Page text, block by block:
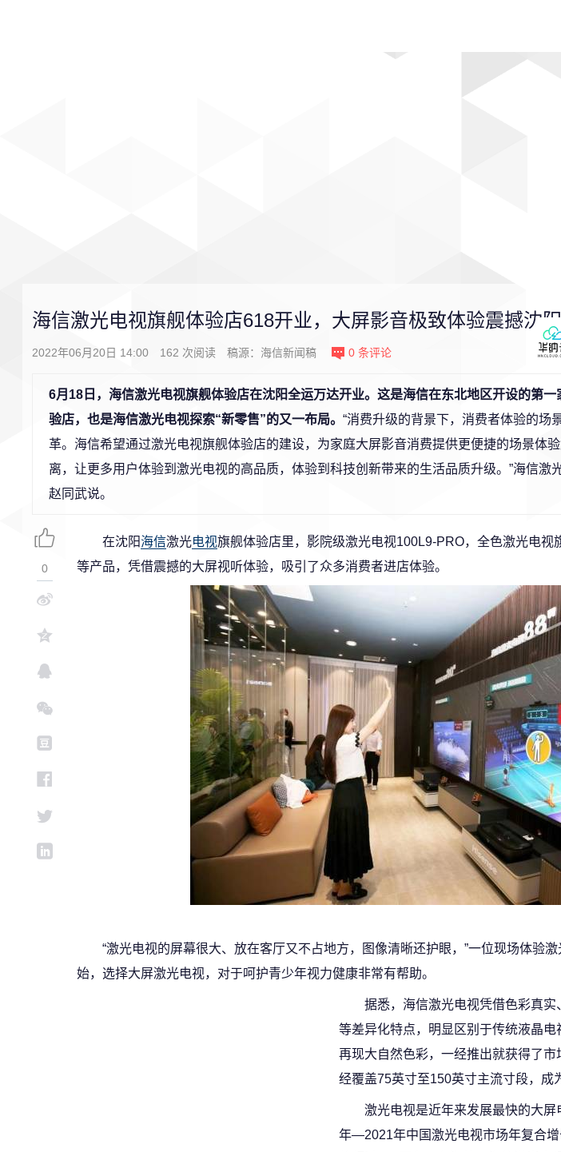
海信激光电视旗舰体验店618开业，大屏影音极致体验震撼沈阳
2022年06月20日 14:00 162 次阅读 稿源： 海信新闻稿 0 条评论
6月18日，海信激光电视旗舰体验店在沈阳全运万达开业。这是海信在东北地区开设的第一
验店，也是海信激光电视探索“新零售”的又一布局。 “消费升级的背景下，消费者体验的场
革。海信希望通过激光电视旗舰体验店的建设，为家庭大屏影音消费提供更便捷的场景体
离，让更多用户体验到激光电视的高品质，体验到科技创新带来的生活品质升级。”海信激
赵同武说。
在沈阳海信激光电视旗舰体验店里，影院级激光电视100L9-PRO，全色激光电
等产品，凭借震撼的大屏视听体验，吸引了众多消费者进店体验。
“激光电视的屏幕很大、放在客厅又不占地方，图像清晰还护眼，”一位现场体验
始，选择大屏激光电视，对于呵护青少年视力健康非常有帮助。
据悉，海信激光电视凭借色彩真
等差异化特点，明显区别于传统液晶
再现大自然色彩，一经推出就获得了
经覆盖75英寸至150英寸主流寸段，成
激光电视是近年来发展最快的大
年—2021年中国激光电视市场年复合
0